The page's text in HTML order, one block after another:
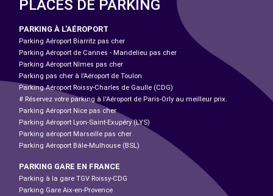
PLACES DE PARKING
PARKING À L'AÉROPORT
Parking Aéroport Biarritz pas cher
Parking Aéroport de Cannes - Mandelieu pas cher
Parking Aéroport Nîmes pas cher
Parking pas cher à l’Aéroport de Toulon
Parking Aéroport Roissy-Charles de Gaulle (CDG)
# Réservez votre parking à l'Aéroport de Paris-Orly au meilleur prix.
Parking Aéroport Nice pas cher
Parking Aéroport Lyon-Saint-Exupéry (LYS)
Parking aéroport Marseille pas cher
Parking Aéroport Bâle-Mulhouse (BSL)
PARKING GARE EN FRANCE
Parking à la gare TGV Roissy-CDG
Parking Gare Aix-en-Provence